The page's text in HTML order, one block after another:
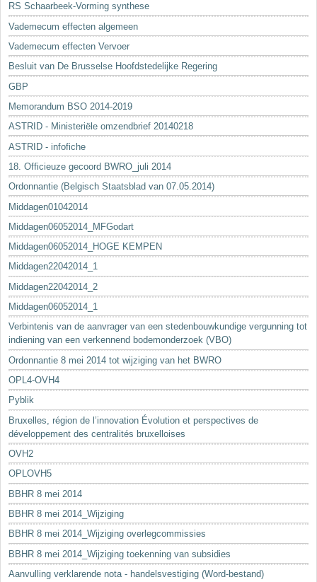
RS Schaarbeek-Vorming synthese
Vademecum effecten algemeen
Vademecum effecten Vervoer
Besluit van De Brusselse Hoofdstedelijke Regering
GBP
Memorandum BSO 2014-2019
ASTRID - Ministeriële omzendbrief 20140218
ASTRID - infofiche
18. Officieuze gecoord BWRO_juli 2014
Ordonnantie (Belgisch Staatsblad van 07.05.2014)
Middagen01042014
Middagen06052014_MFGodart
Middagen06052014_HOGE KEMPEN
Middagen22042014_1
Middagen22042014_2
Middagen06052014_1
Verbintenis van de aanvrager van een stedenbouwkundige vergunning tot
indiening van een verkennend bodemonderzoek (VBO)
Ordonnantie 8 mei 2014 tot wijziging van het BWRO
OPL4-OVH4
Pyblik
Bruxelles, région de l’innovation Évolution et perspectives de
développement des centralités bruxelloises
OVH2
OPLOVH5
BBHR 8 mei 2014
BBHR 8 mei 2014_Wijziging
BBHR 8 mei 2014_Wijziging overlegcommissies
BBHR 8 mei 2014_Wijziging toekenning van subsidies
Aanvulling verklarende nota - handelsvestiging (Word-bestand)